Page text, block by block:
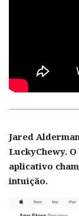
Jared
LuckyChewy.
aplicativo
intuição.